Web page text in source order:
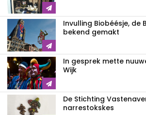
Invulling Biobéésje, de
bekend gemakt
In gesprek mette
Wijk
De Stichting
narrestokskes